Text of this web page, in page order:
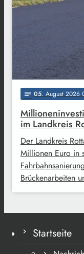
notes 05. August 2026
im Landkreis
Der Landkreis
Millionen Euro in
Brückenarbeiten
Startseite